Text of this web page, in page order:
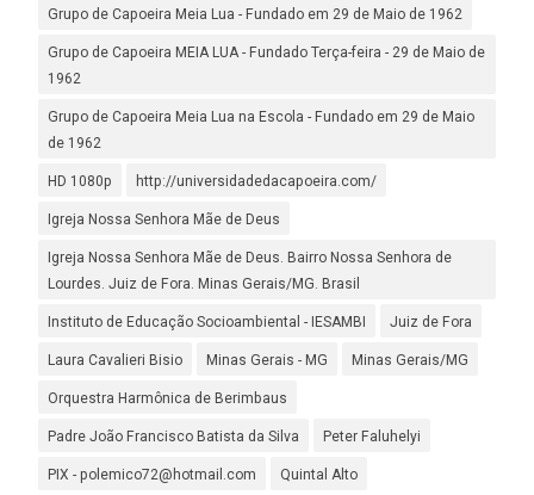
Grupo de Capoeira Meia Lua - Fundado em 29 de Maio de 1962
Grupo de Capoeira MEIA LUA - Fundado Terça-feira - 29 de Maio de
1962
Grupo de Capoeira Meia Lua na Escola - Fundado em 29 de Maio
de 1962
HD 1080p http://universidadedacapoeira.com/
Igreja Nossa Senhora Mãe de Deus
Igreja Nossa Senhora Mãe de Deus. Bairro Nossa Senhora de
Lourdes. Juiz de Fora. Minas Gerais/MG. Brasil
Instituto de Educação Socioambiental - IESAMBI Juiz de Fora
Laura Cavalieri Bisio Minas Gerais - MG Minas Gerais/MG
Orquestra Harmônica de Berimbaus
Padre João Francisco Batista da Silva Peter Faluhelyi
PIX - polemico72@hotmail.com Quintal Alto